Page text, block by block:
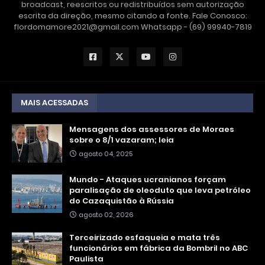
broadcast, reescritos ou redistribuídos sem autorização
escrita da direção, mesmo citando a fonte. Fale Conosco:
flordomamore2021@gmail.com Whatsapp - (69) 99940-7819
MAIS ACESSADAS
Mensagens dos assessores de Moraes
sobre o 8/1 vazaram; leia
agosto 04, 2025
Mundo - Ataques ucranianos forçam
paralisação de oleoduto que leva petróleo
do Cazaquistão à Rússia
agosto 02, 2026
Terceirizado esfaqueia e mata três
funcionários em fábrica da Bombril no ABC
Paulista